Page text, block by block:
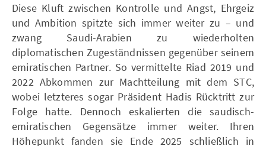
Diese Kluft zwischen Kontrolle und Angst, Ehrgeiz
und Ambition spitzte sich immer weiter zu – und
zwang Saudi-Arabien zu wiederholten
diplomatischen Zugeständnissen gegenüber seinem
emiratischen Partner. So vermittelte Riad 2019 und
2022 Abkommen zur Machtteilung mit dem STC,
wobei letzteres sogar Präsident Hadis Rücktritt zur
Folge hatte. Dennoch eskalierten die saudisch-
emiratischen Gegensätze immer weiter. Ihren
Höhepunkt fanden sie Ende 2025 schließlich in